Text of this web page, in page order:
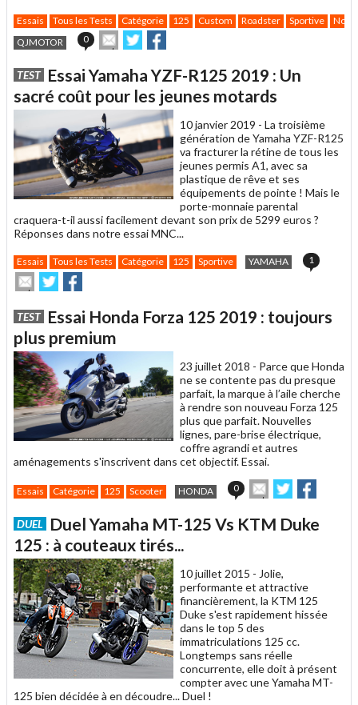
Essais Tous les Tests Catégorie 125 Custom Roadster Sportive
QJMOTOR
0
Envoyer
cet
à
un
ami
Partager
sur sur
TEST Essai Yamaha YZF-R125 2019 : Un
sacré coût pour les jeunes motards
10 janvier 2019 - La troisième
génération de Yamaha YZF-R125
va fracturer la rétine de tous les
jeunes permis A1, avec sa
plastique de rêve et ses
équipements de pointe ! Mais le
porte-monnaie parental
craquera-t-il aussi facilement devant son prix de 5299 euros ?
Réponses dans notre essai MNC...
Essais Tous les Tests Catégorie 125 Sportive YAMAHA 1
Envoyer
cet
à
un
ami
Partager
sur
sur
TEST Essai Honda Forza 125 2019 : toujours
plus premium
23 juillet 2018 - Parce que Honda
ne se contente pas du presque
parfait, la marque à l’aile cherche
à rendre son nouveau Forza 125
plus que parfait. Nouvelles
lignes, pare-brise électrique,
coffre agrandi et autres
aménagements s'inscrivent dans cet objectif. Essai.
Essais Catégorie 125 Scooter HONDA 0
Envoyer
cet
Partager
sur sur
DUEL
Duel Yamaha MT-125 Vs KTM Duke
125 : à couteaux tirés...
10 juillet 2015 - Jolie,
performante et attractive
financièrement, la KTM 125
Duke s'est rapidement hissée
dans le top 5 des
immatriculations 125 cc.
Longtemps sans réelle
concurrente, elle doit à présent
compter avec une Yamaha MT-
125 bien décidée à en découdre... Duel !